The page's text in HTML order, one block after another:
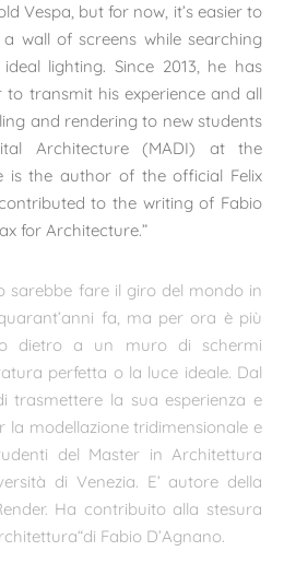
Vespa, but for now, it’s easier to
wall of screens while searching
lighting. Since 2013, he has
transmit his experience and all
and rendering to new students
Architecture (MADI) at the
is the author of the official Felix
to the writing of Fabio
for Architecture.”
sarebbe fare il giro del mondo in
fa, ma per ora è più
dietro a un muro di schermi
perfetta o la luce ideale. Dal
trasmettere la sua esperienza e
la modellazione tridimensionale e
del Master in Architettura
di Venezia. E’ autore della
Ha contribuito alla stesura
Fabio D’Agnano.